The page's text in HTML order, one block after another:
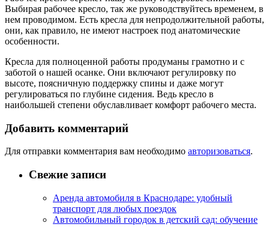
Выбирая рабочее кресло, так же руководствуйтесь временем, в
нем проводимом. Есть кресла для непродолжительной работы,
они, как правило, не имеют настроек под анатомические
особенности.
Кресла для полноценной работы продуманы грамотно и с
заботой о нашей осанке. Они включают регулировку по
высоте, поясничную поддержку спины и даже могут
регулироваться по глубине сидения. Ведь кресло в
наибольшей степени обуславливает комфорт рабочего места.
Добавить комментарий
Для отправки комментария вам необходимо авторизоваться.
Свежие записи
Аренда автомобиля в Краснодаре: удобный
транспорт для любых поездок
Автомобильный городок в детский сад: обучение